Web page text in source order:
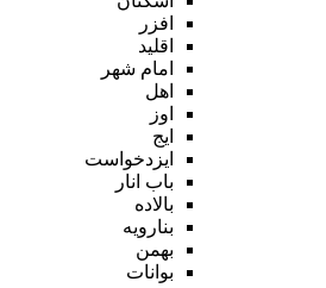
افزر
اقلید
امام شهر
اهل
اوز
ایج
ایزدخواست
باب انار
بالاده
بنارویه
بهمن
بوانات